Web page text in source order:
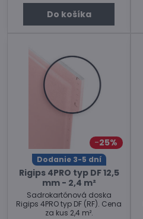
Do košíka
25%
Dodanie 3-5 dní
Rigips 4PRO typ DF 12,5
mm - 2,4 m²
Sadrokartónová doska
Rigips 4PRO typ DF (RF). Cena
za kus 2,4 m².